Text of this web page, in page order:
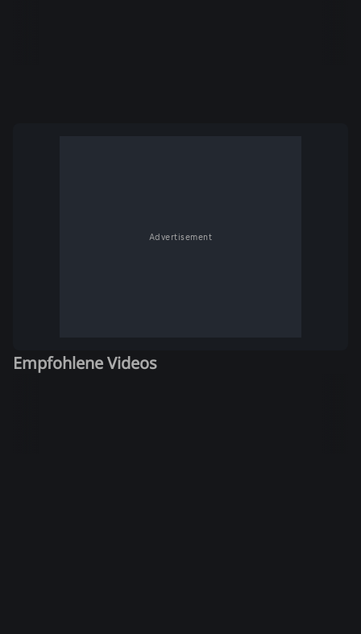
Advertisement
Empfohlene Videos